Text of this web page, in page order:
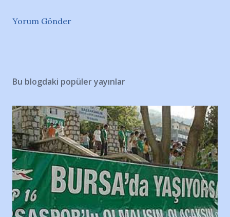
Yorum Gönder
Bu blogdaki popüler yayınlar